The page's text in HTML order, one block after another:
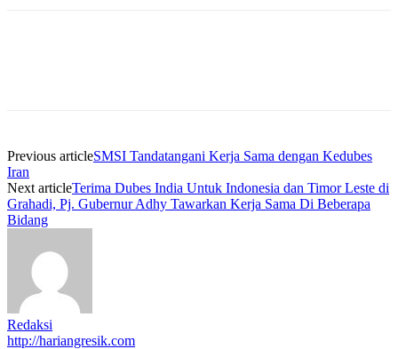
Previous articleSMSI Tandatangani Kerja Sama dengan Kedubes
Iran
Next articleTerima Dubes India Untuk Indonesia dan Timor Leste di
Grahadi, Pj. Gubernur Adhy Tawarkan Kerja Sama Di Beberapa
Bidang
Redaksi
http://hariangresik.com